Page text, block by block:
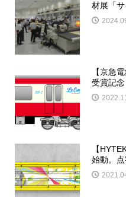
材展「サ
【京急
受賞記念
【
始動。点